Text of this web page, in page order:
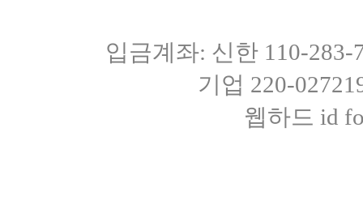
입금계좌: 신한 110-
기업 220-
웹하드 id